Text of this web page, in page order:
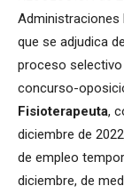
Administraciones
que se adjudica
proceso
concurso-
Fisioterapeuta,
diciembre de
de empleo
diciembre, de